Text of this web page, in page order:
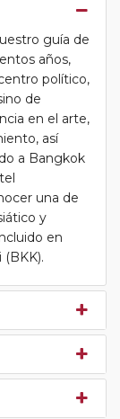
guía de
años,
político,
de
en el arte,
así
a Bangkok
una de
y
en